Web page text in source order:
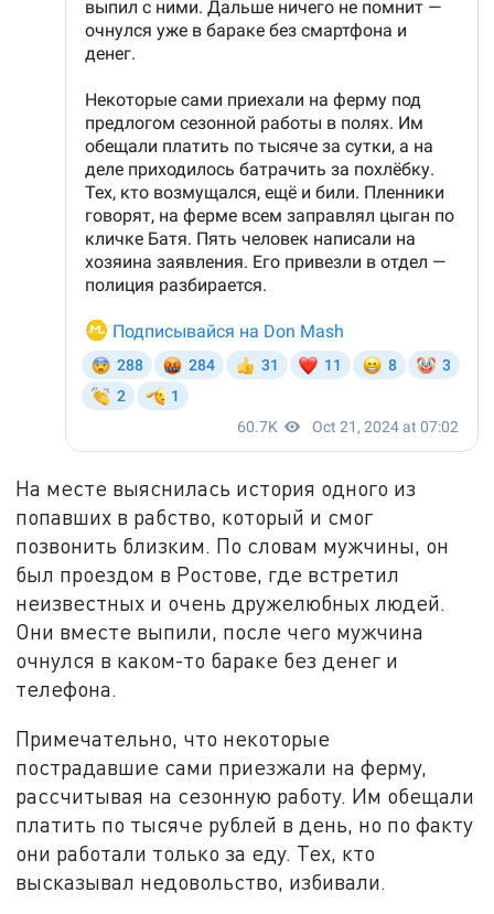
На месте выяснилась история одного из
попавших в рабство, который и смог
позвонить близким. По словам мужчины, он
был проездом в Ростове, где встретил
неизвестных и очень дружелюбных людей.
Они вместе выпили, после чего мужчина
очнулся в каком-то бараке без денег и
телефона.
Примечательно, что некоторые
пострадавшие сами приезжали на ферму,
рассчитывая на сезонную работу. Им обещали
платить по тысяче рублей в день, но по факту
они работали только за еду. Тех, кто
высказывал недовольство, избивали.